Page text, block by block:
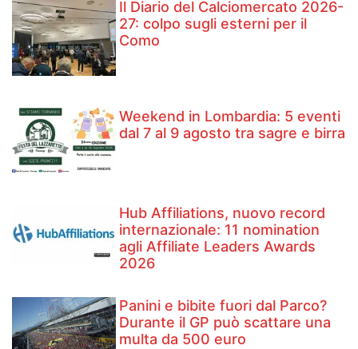
Il Diario del Calciomercato 2026-
27: colpo sugli esterni per il
Como
Weekend in Lombardia: 5 eventi
dal 7 al 9 agosto tra sagre e birra
Hub Affiliations, nuovo record
internazionale: 11 nomination
agli Affiliate Leaders Awards
2026
Panini e bibite fuori dal Parco?
Durante il GP può scattare una
multa da 500 euro